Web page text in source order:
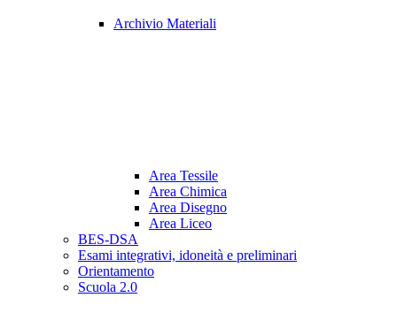
Archivio Materiali
Area Tessile
Area Chimica
Area Disegno
Area Liceo
BES-DSA
Esami integrativi, idoneità e preliminari
Orientamento
Scuola 2.0